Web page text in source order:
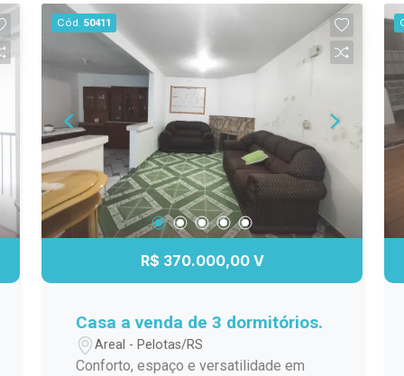
moderno, com infraestrutura completa,
segurança e áreas comuns planejadas
para o seu bem-estar. Perfeito para
morar ou investir, em uma região
valorizada e de fácil acesso a serviços,
comércio e lazer. Localização
estratégica Design moderno e funcional
Ideal para moradia ou investimento
Cód. 50411
R$ 370.000,00 V
Casa a venda de 3 dormitórios.
Areal - Pelotas/RS
Conforto, espaço e versatilidade em